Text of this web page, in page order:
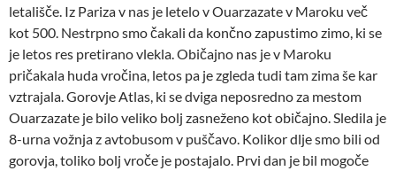
letališče. Iz Pariza v nas je letelo v Ouarzazate v Maroku več
kot 500. Nestrpno smo čakali da končno zapustimo zimo, ki se
je letos res pretirano vlekla. Običajno nas je v Maroku
pričakala huda vročina, letos pa je zgleda tudi tam zima še kar
vztrajala. Gorovje Atlas, ki se dviga neposredno za mestom
Ouarzazate je bilo veliko bolj zasneženo kot običajno. Sledila je
8-urna vožnja z avtobusom v puščavo. Kolikor dlje smo bili od
gorovja, toliko bolj vroče je postajalo. Prvi dan je bil mogoče